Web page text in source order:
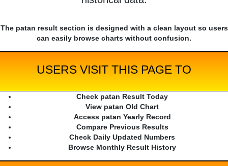
The patan result section is designed with a clean layout so users
can easily browse charts without confusion.
USERS VISIT THIS PAGE TO
Check patan Result Today
View patan Old Chart
Access patan Yearly Record
Compare Previous Results
Check Daily Updated Numbers
Browse Monthly Result History